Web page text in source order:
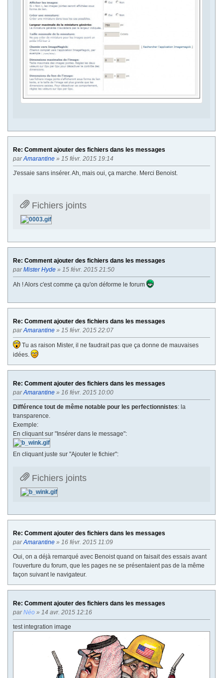
Re: Comment ajouter des fichiers dans les messages
parAmarantine » 15 févr. 2015 19:14
J'essaie sans insérer. Ah, mais oui, ça marche. Merci Benoist.
Fichiers joints
Re: Comment ajouter des fichiers dans les messages
parMister Hyde » 15 févr. 2015 21:50
Ah ! Alors c'est comme ça qu'on déforme le forum
Re: Comment ajouter des fichiers dans les messages
parAmarantine » 15 févr. 2015 22:07
Tu as raison Mister, il ne faudrait pas que ça donne de mauvaises
idées.
Re: Comment ajouter des fichiers dans les messages
parAmarantine » 16 févr. 2015 10:00
Différence tout de même notable pour les perfectionnistes: la
transparence.
Exemple:
En cliquant sur "Insérer dans le message":
En cliquant juste sur "Ajouter le fichier":
Fichiers joints
Re: Comment ajouter des fichiers dans les messages
parAmarantine » 16 févr. 2015 11:09
Oui, on a déjà remarqué avec Benoist quand on faisait des essais avant
l'ouverture du forum, que les pages ne se présentaient pas de la même
façon suivant le navigateur.
Re: Comment ajouter des fichiers dans les messages
parNéo » 14 avr. 2015 12:16
test integration image